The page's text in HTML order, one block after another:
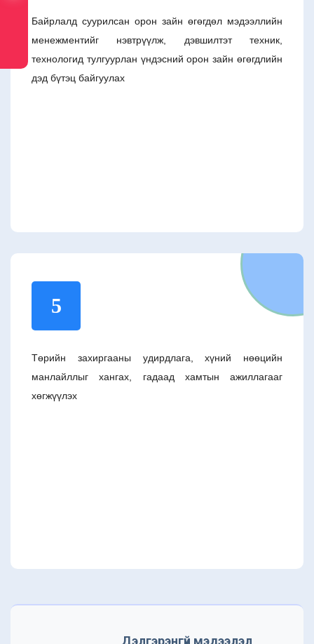
Байрлалд суурилсан орон зайн өгөгдөл мэдээллийн
менежментийг нэвтрүүлж, дэвшилтэт техник,
технологид тулгуурлан үндэсний орон зайн өгөгдлийн
дэд бүтэц байгуулах
5
Төрийн захиргааны удирдлага, хүний нөөцийн
манлайллыг хангах, гадаад хамтын ажиллагааг
хөгжүүлэх
Дэлгэрэнгүй мэдээлэл